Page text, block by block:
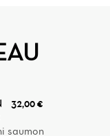
32,00 €
saumon